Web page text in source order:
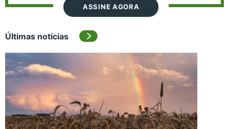
ASSINE AGORA
Últimas notícias